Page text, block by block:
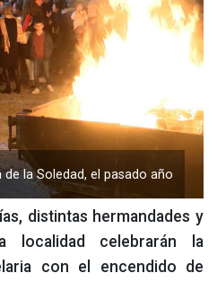
la Soledad, el pasado año
distintas hermandades y
localidad celebrarán la
con el encendido de